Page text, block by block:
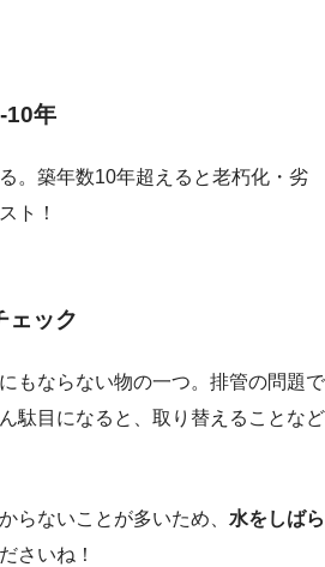
10年
。築年数10年超えると老朽化・劣
ト！
ェック
もならない物の一つ。排管の問題で
駄目になると、取り替えることなど
らないことが多いため、 水をしばら
さいね！